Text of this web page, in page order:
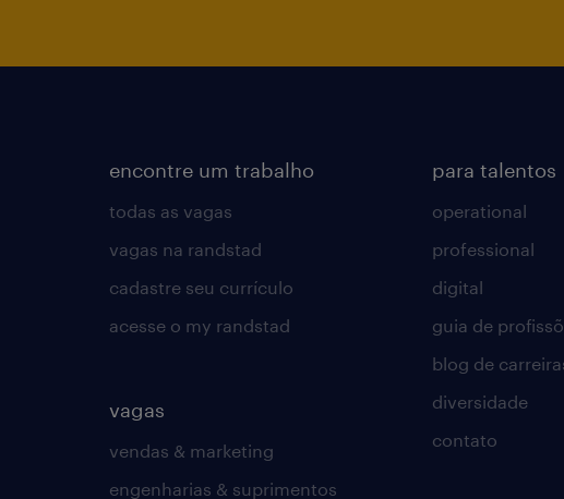
encontre um trabalho
todas as vagas
vagas na randstad
cadastre seu currículo
acesse o my randstad
vagas
vendas & marketing
engenharias & suprimentos
para talentos
operational
professional
digital
guia de
blog de
diversidade
contato